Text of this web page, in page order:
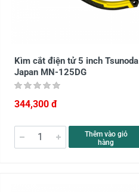
Kìm cắt điện tử 5 inch Tsunoda
Japan MN-125DG
344,300 đ
Thêm vào giỏ
hàng